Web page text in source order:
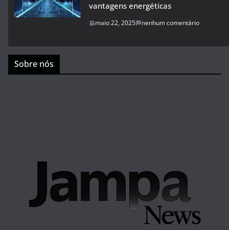
vantagens energéticas
maio 22, 2025 nenhum comentário
Sobre nós